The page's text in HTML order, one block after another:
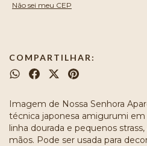
Não sei meu CEP
COMPARTILHAR:
Imagem de Nossa Senhora
técnica japonesa amigurumi
linha dourada e pequenos
mãos. Pode ser usada para